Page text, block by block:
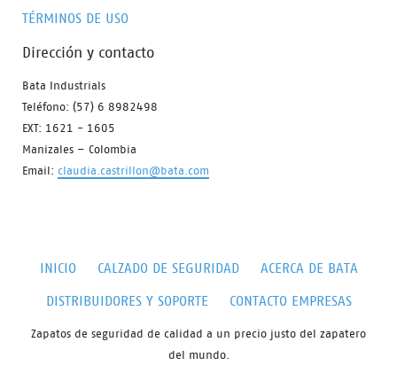
TÉRMINOS DE USO
Dirección y contacto
Bata Industrials
Teléfono: (57) 6 8982498
EXT: 1621 - 1605
Manizales – Colombia
Email: claudia.castrillon@bata.com
INICIO CALZADO DE SEGURIDAD
ACERCA DE BATA
DISTRIBUIDORES Y SOPORTE
CONTACTO EMPRESAS
Zapatos de seguridad de calidad a un precio justo del zapatero
del mundo.